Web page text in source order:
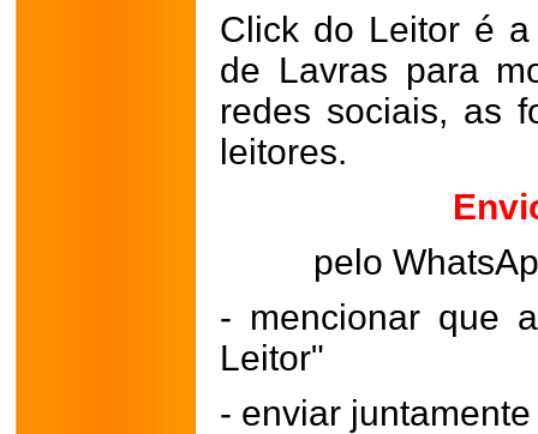
Click do Leitor é
de Lavras para
redes sociais, as
leitores.
pelo
- mencionar que
Leitor"
- enviar